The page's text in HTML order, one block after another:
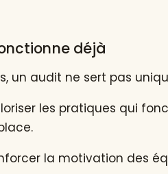
déjà
un audit ne sert pas
les pratiques qui
la motivation des